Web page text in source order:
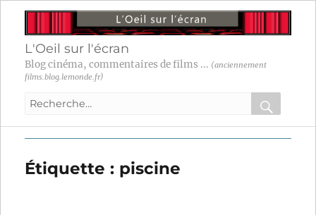
L'Oeil sur l'écran
Blog cinéma, commentaires de films ... (anciennement
films.blog.lemonde.fr)
Recherche
:
OK
Étiquette : piscine